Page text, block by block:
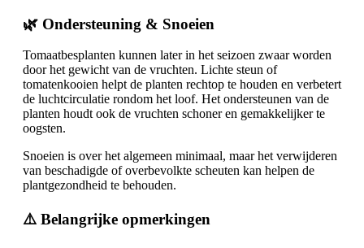
🌿 Ondersteuning & Snoeien
Tomaatbesplanten kunnen later in het seizoen zwaar worden
door het gewicht van de vruchten. Lichte steun of
tomatenkooien helpt de planten rechtop te houden en verbetert
de luchtcirculatie rondom het loof. Het ondersteunen van de
planten houdt ook de vruchten schoner en gemakkelijker te
oogsten.
Snoeien is over het algemeen minimaal, maar het verwijderen
van beschadigde of overbevolkte scheuten kan helpen de
plantgezondheid te behouden.
⚠️ Belangrijke opmerkingen